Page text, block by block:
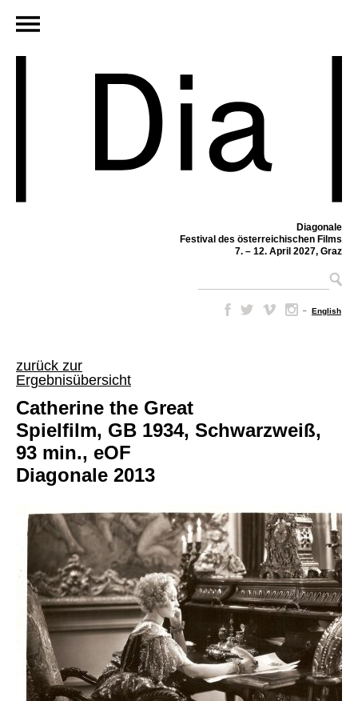
Diagonale
Festival des österreichischen Films
7. – 12. April 2027, Graz
– English
zurück zur
Ergebnisübersicht
Catherine the Great
Spielfilm, GB 1934, Schwarzweiß,
93 min., eOF
Diagonale 2013